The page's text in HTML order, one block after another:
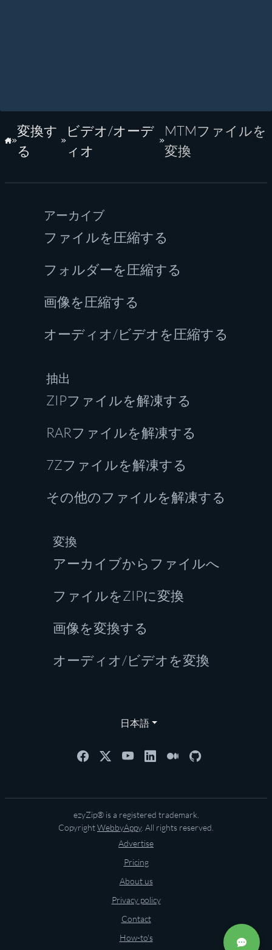
ホーム
変換す
る
ビデオ/オーデ
ィオ
MTMファイルを
変換
アーカイブ
ファイルを圧縮する
フォルダーを圧縮する
画像を圧縮する
オーディオ/ビデオを圧縮する
抽出
ZIPファイルを解凍する
RARファイルを解凍する
7Zファイルを解凍する
その他のファイルを解凍する
変換
アーカイブからファイルへ
ファイルをZIPに変換
画像を変換する
オーディオ/ビデオを変換
日本語
ezyZip® is a registered trademark.
CopyrightWebbyAppy. All rights reserved.
Advertise
Pricing
About us
Privacy policy
Contact
How-to's